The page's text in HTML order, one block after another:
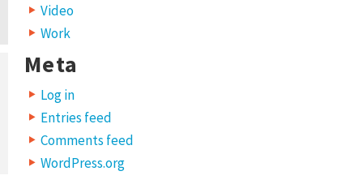
Video
Work
Meta
Log in
Entries feed
Comments feed
WordPress.org